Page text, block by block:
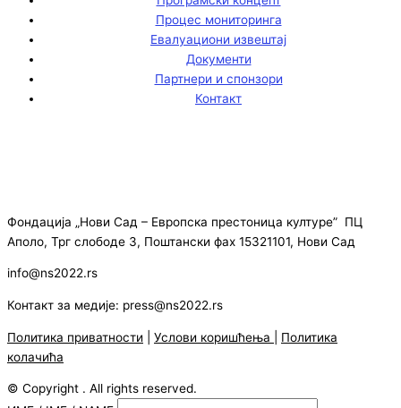
Процес мониторинга
Евалуациони извештај
Документи
Партнери и спонзори
Контакт
Фондација „Нови Сад – Европска престоница културе” ПЦ
Аполо, Трг слободе 3, Поштански фах 15321101, Нови Сад
info@ns2022.rs
Контакт за медије: press@ns2022.rs
Политика приватности Услови коришћења
Политика
колачића
© Copyright . All rights reserved.